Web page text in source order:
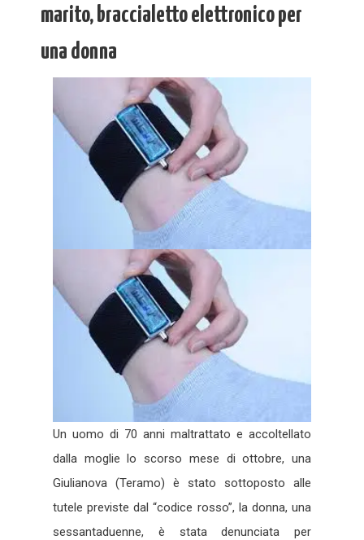
marito, braccialetto elettronico per
una donna
Un uomo di 70 anni maltrattato e accoltellato
dalla moglie lo scorso mese di ottobre, una
Giulianova (Teramo) è stato sottoposto alle
tutele previste dal “codice rosso”, la donna, una
sessantaduenne, è stata denunciata per